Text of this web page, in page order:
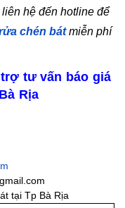
hệ đến hotline để
chén bátmiễn phí
tư vấn báo giá
Rịa
tại Tp Bà Rịa